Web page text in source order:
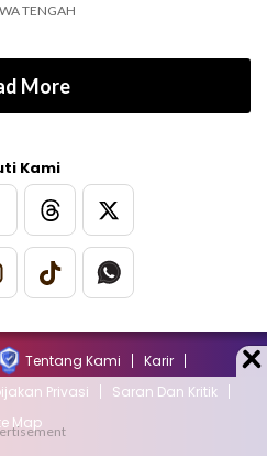
TENGAH
More
Kami
Tentang Kami
Karir
Privasi
Saran Dan Kritik
Map